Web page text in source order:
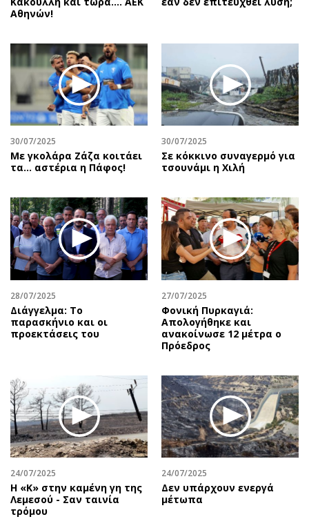
Αθηνών!
30/07/2025
Με γκολάρα Ζάζα κοιτάει
τα... αστέρια η Πάφος!
30/07/2025
Σε κόκκινο συναγερμό για
τσουνάμι η Χιλή
28/07/2025
Διάγγελμα: Το
παρασκήνιο και οι
προεκτάσεις του
27/07/2025
Φονική Πυρκαγιά:
Απολογήθηκε και
ανακοίνωσε 12 μέτρα ο
Πρόεδρος
24/07/2025
Η «Κ» στην καμένη γη της
Λεμεσού - Σαν ταινία
τρόμου
24/07/2025
Δεν υπάρχουν ενεργά
μέτωπα